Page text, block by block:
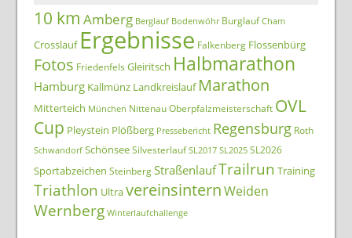
10 km Amberg Berglauf Bodenwöhr Burglauf Cham
Crosslauf Ergebnisse Falkenberg Flossenbürg
Fotos Friedenfels Gleiritsch Halbmarathon
Hamburg Kallmünz Landkreislauf Marathon
Mitterteich München Nittenau Oberpfalzmeisterschaft OVL
Cup Pleystein Plößberg Pressebericht Regensburg Roth
Schwandorf Schönsee Silvesterlauf SL2017 SL2025 SL2026
Sportabzeichen Steinberg StraßenlaufTrailrun Training
Triathlon UltravereinsinternWeiden
Wernberg Winterlaufchallenge